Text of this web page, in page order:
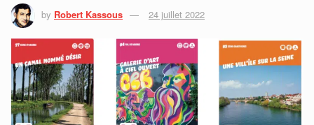
by Robert Kassous 24 juillet 2022